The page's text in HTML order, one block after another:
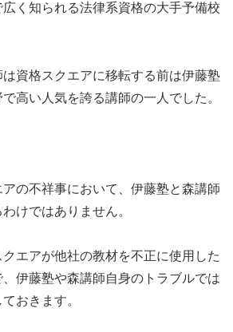
く知られる法律系資格の大手予備校
資格スクエアに移転する前は伊藤塾
高い人気を誇る講師の一人でした。
の不祥事において、伊藤塾と森講師
けではありません。
エアが他社の教材を不正に使用した
伊藤塾や森講師自身のトラブルでは
おきます。